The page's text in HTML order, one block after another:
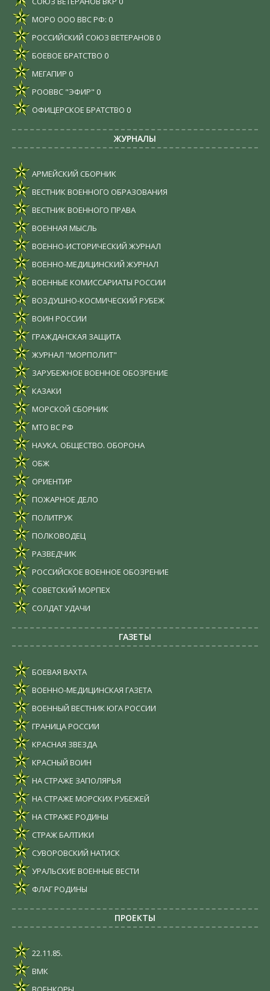
МОРО ООО ВВС РФ: 0
РОССИЙСКИЙ СОЮЗ ВЕТЕРАНОВ 0
БОЕВОЕ БРАТСТВО 0
МЕГАПИР 0
РООВВС "ЭФИР" 0
ОФИЦЕРСКОЕ БРАТСТВО 0
ЖУРНАЛЫ
АРМЕЙСКИЙ СБОРНИК
ВЕСТНИК ВОЕННОГО ОБРАЗОВАНИЯ
ВЕСТНИК ВОЕННОГО ПРАВА
ВОЕННАЯ МЫСЛЬ
ВОЕННО-ИСТОРИЧЕСКИЙ ЖУРНАЛ
ВОЕННО-МЕДИЦИНСКИЙ ЖУРНАЛ
ВОЕННЫЕ КОМИССАРИАТЫ РОССИИ
ВОЗДУШНО-КОСМИЧЕСКИЙ РУБЕЖ
ВОИН РОССИИ
ГРАЖДАНСКАЯ ЗАЩИТА
ЖУРНАЛ "МОРПОЛИТ"
ЗАРУБЕЖНОЕ ВОЕННОЕ ОБОЗРЕНИЕ
КАЗАКИ
МОРСКОЙ СБОРНИК
МТО ВС РФ
НАУКА. ОБЩЕСТВО. ОБОРОНА
ОБЖ
ОРИЕНТИР
ПОЖАРНОЕ ДЕЛО
ПОЛИТРУК
ПОЛКОВОДЕЦ
РАЗВЕДЧИК
РОССИЙСКОЕ ВОЕННОЕ ОБОЗРЕНИЕ
СОВЕТСКИЙ МОРПЕХ
СОЛДАТ УДАЧИ
ГАЗЕТЫ
БОЕВАЯ ВАХТА
ВОЕННО-МЕДИЦИНСКАЯ ГАЗЕТА
ВОЕННЫЙ ВЕСТНИК ЮГА РОССИИ
ГРАНИЦА РОССИИ
КРАСНАЯ ЗВЕЗДА
КРАСНЫЙ ВОИН
НА СТРАЖЕ ЗАПОЛЯРЬЯ
НА СТРАЖЕ МОРСКИХ РУБЕЖЕЙ
НА СТРАЖЕ РОДИНЫ
СТРАЖ БАЛТИКИ
СУВОРОВСКИЙ НАТИСК
УРАЛЬСКИЕ ВОЕННЫЕ ВЕСТИ
ФЛАГ РОДИНЫ
ПРОЕКТЫ
22.11.85.
ВМК